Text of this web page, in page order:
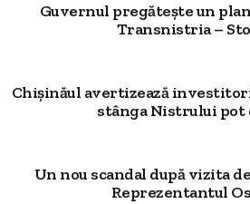
Guvernul pregătește un
Transnistria –
Chișinăul avertizează
stânga Nistrului pot
Un nou scandal după vizita
Reprezentantul